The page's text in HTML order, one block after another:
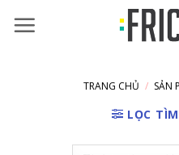
TRANG CHỦ / SẢN
LỌC